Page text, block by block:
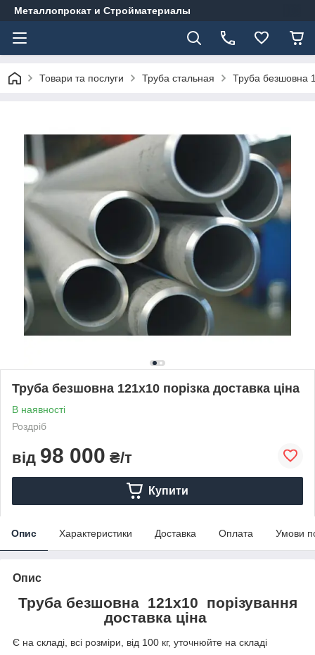
Металлопрокат и Стройматериалы
Товари та послуги Труба стальная Труба безшовна
Труба безшовна 121х10 порізка доставка ціна
В наявності
Роздріб
від 98 000 ₴/т
Купити
Опис Характеристики Доставка Оплата Умови
Опис
Труба безшовна 121х10 порізування
доставка ціна
Є на складі, всі розміри, від 100 кг, уточнюйте на складі